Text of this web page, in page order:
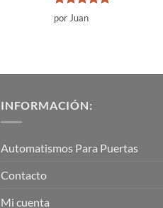
Valorado
con
por Juan
INFORMACIÓN:
Automatismos Para Puertas
Contacto
Mi cuenta